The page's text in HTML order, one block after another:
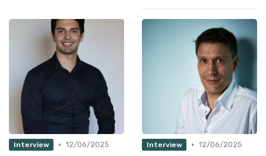
Interview • 12/06/2025
Interview • 12/06/2025